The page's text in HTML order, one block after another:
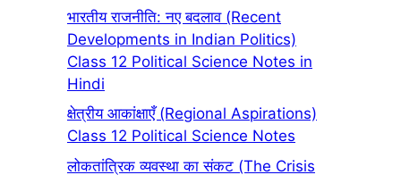
भारतीय राजनीति: नए बदलाव (Recent
Developments in Indian Politics)
Class 12 Political Science Notes in
Hindi
क्षेत्रीय आकांक्षाएँ (Regional Aspirations)
Class 12 Political Science Notes
लोकतांत्रिक व्यवस्था का संकट (The Crisis